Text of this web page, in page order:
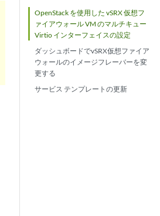
OpenStack を使用した vSRX 仮想フ
ァイアウォール VM のマルチキュー
Virtio インターフェイスの設定
ダッシュボードでvSRX仮想ファイア
ウォールのイメージフレーバーを変
更する
サービス テンプレートの更新